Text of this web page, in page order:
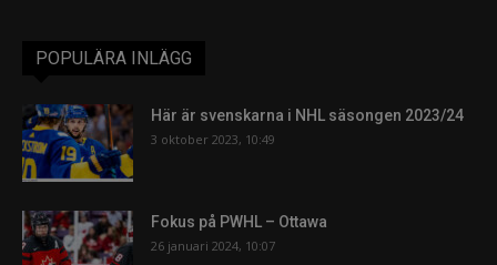
POPULÄRA INLÄGG
Här är svenskarna i NHL säsongen 2023/24
3 oktober 2023, 10:49
Fokus på PWHL – Ottawa
26 januari 2024, 10:07